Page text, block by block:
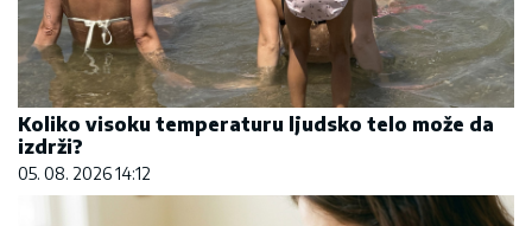
Koliko visoku temperaturu ljudsko telo može da
izdrži?
05. 08. 2026 14:12